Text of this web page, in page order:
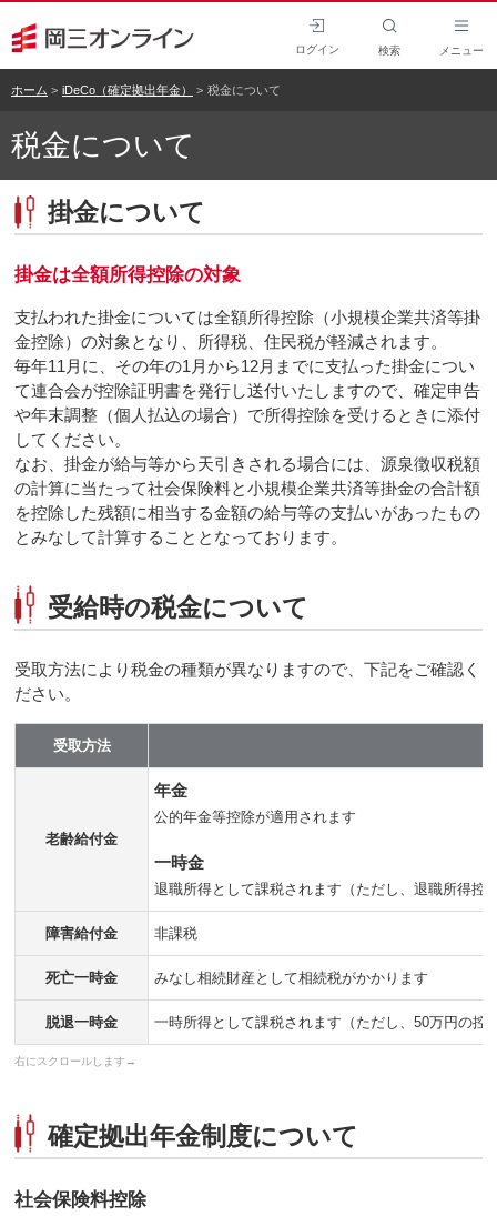
ログイン 検索 メニュー
ホーム iDeCo（確定拠出年金） 税金について
税金について
掛金について
掛金は全額所得控除の対象
支払われた掛金については全額所得控除（小規模企業共済等掛
金控除）の対象となり、所得税、住民税が軽減されます。
毎年11月に、その年の1月から12月までに支払った掛金につい
て連合会が控除証明書を発行し送付いたしますので、確定申告
や年末調整（個人払込の場合）で所得控除を受けるときに添付
してください。
なお、掛金が給与等から天引きされる場合には、源泉徴収税額
の計算に当たって社会保険料と小規模企業共済等掛金の合計額
を控除した残額に相当する金額の給与等の支払いがあったもの
とみなして計算することとなっております。
受給時の税金について
受取方法により税金の種類が異なりますので、下記をご確認く
ださい。
受取方法
老齢給付金
年金
公的年金等控除が適用されます
一時金
退職所得として課税されます（ただし、退職所得控
障害給付金 非課税
死亡一時金 みなし相続財産として相続税がかかります
脱退一時金 一時所得として課税されます（ただし、50万円の控
確定拠出年金制度について
社会保険料控除